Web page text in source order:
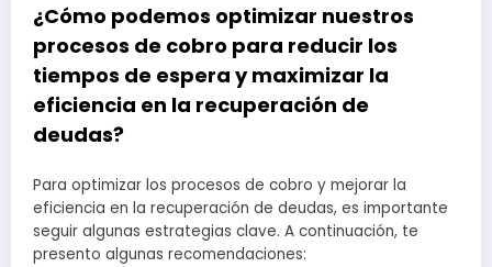
¿Cómo podemos optimizar nuestros
procesos de cobro para reducir los
tiempos de espera y maximizar la
eficiencia en la recuperación de
deudas?
Para optimizar los procesos de cobro y mejorar la
eficiencia en la recuperación de deudas, es importante
seguir algunas estrategias clave. A continuación, te
presento algunas recomendaciones: